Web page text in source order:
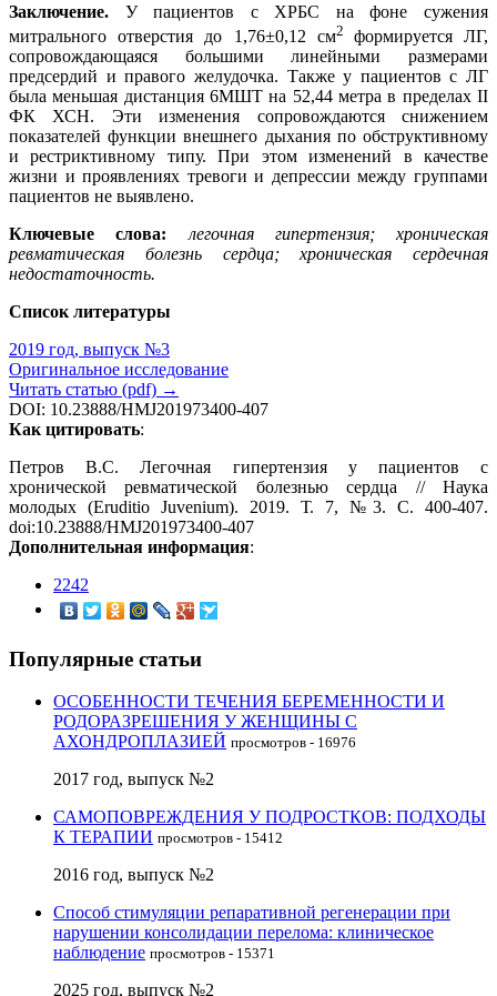
Заключение. У пациентов с ХРБС на фоне сужения
митрального отверстия до 1,76±0,12 см2 формируется ЛГ,
сопровождающаяся большими линейными размерами
предсердий и правого желудочка. Также у пациентов с ЛГ
была меньшая дистанция 6МШТ на 52,44 метра в пределах II
ФК ХСН. Эти изменения сопровождаются снижением
показателей функции внешнего дыхания по обструктивному
и рестриктивному типу. При этом изменений в качестве
жизни и проявлениях тревоги и депрессии между группами
пациентов не выявлено.
Ключевые слова:
легочная гипертензия; хроническая
ревматическая болезнь сердца; хроническая сердечная
недостаточность.
Список литературы
2019 год, выпуск №3
Оригинальное исследование
Читать статью (pdf) →
DOI: 10.23888/HMJ201973400-407
Как цитировать:
Петров В.С. Легочная гипертензия у пациентов с
хронической ревматической болезнью сердца // Наука
молодых (Eruditio Juvenium). 2019. Т. 7, №3. С. 400-407.
doi:10.23888/HMJ201973400-407
Дополнительная информация:
2242
Популярные статьи
ОСОБЕННОСТИ ТЕЧЕНИЯ БЕРЕМЕННОСТИ И
РОДОРАЗРЕШЕНИЯ У ЖЕНЩИНЫ С
АХОНДРОПЛАЗИЕЙ просмотров - 16976
2017 год, выпуск №2
САМОПОВРЕЖДЕНИЯ У ПОДРОСТКОВ: ПОДХОДЫ
К ТЕРАПИИ просмотров - 15412
2016 год, выпуск №2
Способ стимуляции репаративной регенерации при
нарушении консолидации перелома: клиническое
наблюдение просмотров - 15371
2025 год, выпуск №2